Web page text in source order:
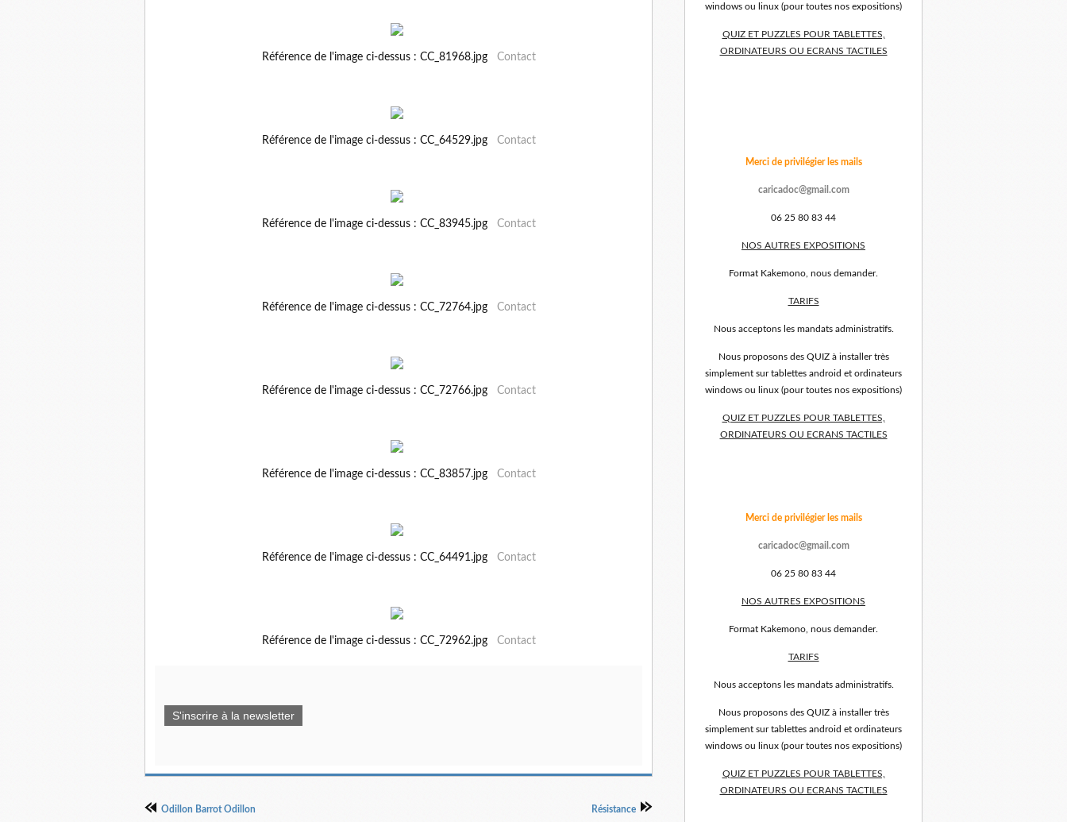
Référence de l'image ci-dessus : CC_81968.jpg Contact
Référence de l'image ci-dessus : CC_64529.jpg Contact
Référence de l'image ci-dessus : CC_83945.jpg Contact
Référence de l'image ci-dessus : CC_72764.jpg Contact
Référence de l'image ci-dessus : CC_72766.jpg Contact
Référence de l'image ci-dessus : CC_83857.jpg Contact
Référence de l'image ci-dessus : CC_64491.jpg Contact
Référence de l'image ci-dessus : CC_72962.jpg Contact
S'inscrire à la newsletter
Odillon Barrot Odillon Résistance
windows ou linux (pour toutes nos expositions)
QUIZ ET PUZZLES POUR TABLETTES,
ORDINATEURS OU ECRANS TACTILES
Merci de privilégier les mails
caricadoc@gmail.com
06 25 80 83 44
NOS AUTRES EXPOSITIONS
Format Kakemono, nous demander.
TARIFS
Nous acceptons les mandats administratifs.
Nous proposons des QUIZ à installer très
simplement sur tablettes android et ordinateurs
windows ou linux (pour toutes nos expositions)
QUIZ ET PUZZLES POUR TABLETTES,
ORDINATEURS OU ECRANS TACTILES
Merci de privilégier les mails
caricadoc@gmail.com
06 25 80 83 44
NOS AUTRES EXPOSITIONS
Format Kakemono, nous demander.
TARIFS
Nous acceptons les mandats administratifs.
Nous proposons des QUIZ à installer très
simplement sur tablettes android et ordinateurs
windows ou linux (pour toutes nos expositions)
QUIZ ET PUZZLES POUR TABLETTES,
ORDINATEURS OU ECRANS TACTILES